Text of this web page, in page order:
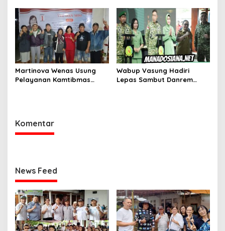
Pemaparan di Balai Desa
Waleure
DANREM 131 SANTAIGO
Martinova Wenas Usung
Pelayanan Kamtibmas
Wabup Vasung Hadiri
Lepas Sambut Danrem
Komentar
News Feed